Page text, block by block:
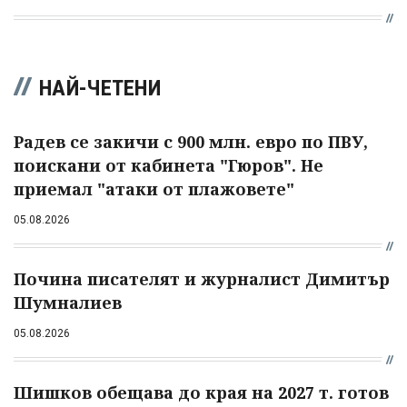
НАЙ-ЧЕТЕНИ
Радев се закичи с 900 млн. евро по ПВУ,
поискани от кабинета "Гюров". Не
приемал "атаки от плажовете"
05.08.2026
Почина писателят и журналист Димитър
Шумналиев
05.08.2026
Шишков обещава до края на 2027 т. готов